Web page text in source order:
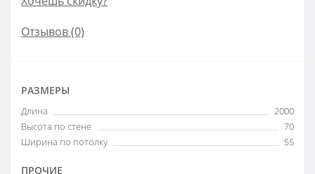
Отзывов (0)
РАЗМЕРЫ
Длина
2000
Высота по стене
70
Ширина по потолку
55
ПРОЧИЕ